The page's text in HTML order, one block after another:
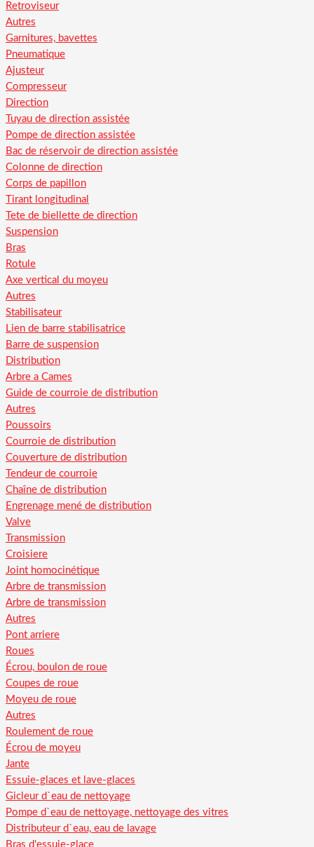
Retroviseur
Autres
Garnitures, bavettes
Pneumatique
Ajusteur
Compresseur
Direction
Tuyau de direction assistée
Pompe de direction assistée
Bac de réservoir de direction assistée
Colonne de direction
Corps de papillon
Tirant longitudinal
Tete de biellette de direction
Suspension
Bras
Rotule
Axe vertical du moyeu
Autres
Stabilisateur
Lien de barre stabilisatrice
Barre de suspension
Distribution
Arbre a Cames
Guide de courroie de distribution
Autres
Poussoirs
Courroie de distribution
Couverture de distribution
Tendeur de courroie
Chaîne de distribution
Engrenage mené de distribution
Valve
Transmission
Croisiere
Joint homocinétique
Arbre de transmission
Arbre de transmission
Autres
Pont arriere
Roues
Écrou, boulon de roue
Coupes de roue
Moyeu de roue
Autres
Roulement de roue
Écrou de moyeu
Jante
Essuie-glaces et lave-glaces
Gicleur d`eau de nettoyage
Pompe d`eau de nettoyage, nettoyage des vitres
Distributeur d`eau, eau de lavage
Bras d'essuie-glace